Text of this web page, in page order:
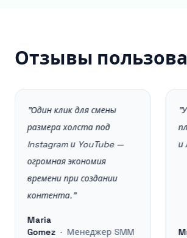
Отзывы
Один клик для смены
размера холста под
Instagram и YouTube —
огромная экономия
времени при создании
контента."
Gomez · Менеджер SMM
и
Mr. Lee